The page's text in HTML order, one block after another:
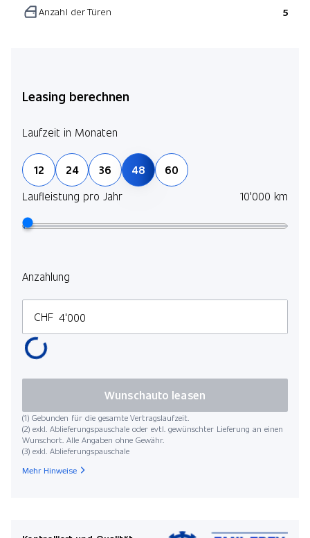
Anzahl der Türen 5
Leasing berechnen
Laufzeit in Monaten
12 24 36 48
60
Laufleistung pro Jahr
10'000 km
Anzahlung
CHF
(1) Gebunden für die gesamte Vertragslaufzeit.
(2) exkl. Ablieferungspauschale oder evtl. gewünschter Lieferung an einen
Wunschort. Alle Angaben ohne Gewähr.
(3) exkl. Ablieferungspauschale
Wunschauto leasen
Mehr Hinweise